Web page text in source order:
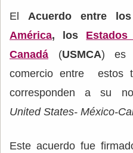
El Acuerdo entre
América, los
Canadá (USMCA) es
comercio entre estos
corresponden a su
United States- México-
Este acuerdo fue